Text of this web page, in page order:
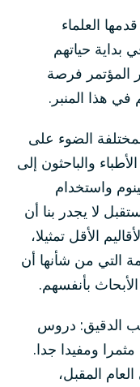
العلماء
بداية حياتهم
المؤتمر فرصة
في هذا المنبر.
الضوء على
والباحثون إلى
واستخدام
لا يجدر بنا أن
الأقل تمثيلا،
التي من شأنها أن
بأنفسهم.
الدقيق: دروس
ومفيدا جدا.
المقبل،